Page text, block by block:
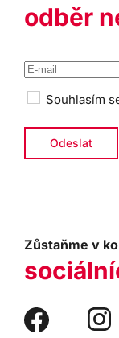
odběr
Souhlasím
Zůstaňme v